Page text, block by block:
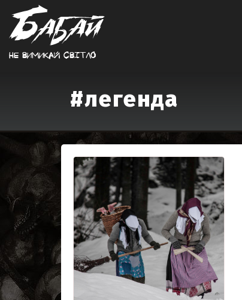
Не вимикай свiтло
#легенда